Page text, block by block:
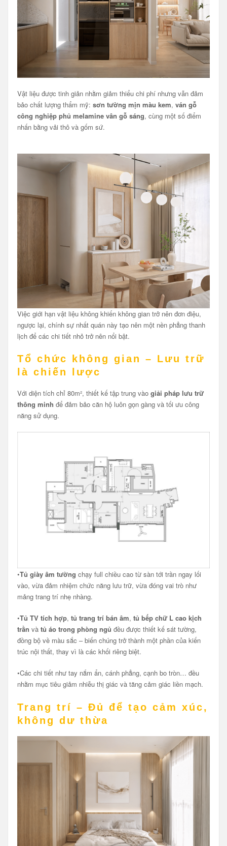
Vật liệu được tinh giản nhằm giảm thiểu chi phí nhưng vẫn đảm
bảo chất lượng thẩm mỹ: sơn tường mịn màu kem, ván gỗ
công nghiệp phủ melamine vân gỗ sáng, cùng một số điểm
nhấn bằng vải thô và gốm sứ.
Việc giới hạn vật liệu không khiến không gian trở nên đơn điệu,
ngược lại, chính sự nhất quán này tạo nên một nền phẳng thanh
lịch để các chi tiết nhỏ trở nên nổi bật.
Tổ chức không gian – Lưu trữ
là chiến lược
Với diện tích chỉ 80m², thiết kế tập trung vào giải pháp lưu trữ
thông minh để đảm bảo căn hộ luôn gọn gàng và tối ưu công
năng sử dụng.
•Tủ giày âm tường chạy full chiều cao từ sàn tới trần ngay lối
vào, vừa đảm nhiệm chức năng lưu trữ, vừa đóng vai trò như
mảng trang trí nhẹ nhàng.
•Tủ TV tích hợp, tủ trang trí bán âm, tủ bếp chữ L cao kịch
trần và tủ áo trong phòng ngủ đều được thiết kế sát tường,
đồng bộ về màu sắc – biến chúng trở thành một phần của kiến
trúc nội thất, thay vì là các khối riêng biệt.
•Các chi tiết như tay nắm ẩn, cánh phẳng, cạnh bo tròn… đều
nhằm mục tiêu giảm nhiễu thị giác và tăng cảm giác liền mạch.
Trang trí – Đủ để tạo cảm xúc,
không dư thừa